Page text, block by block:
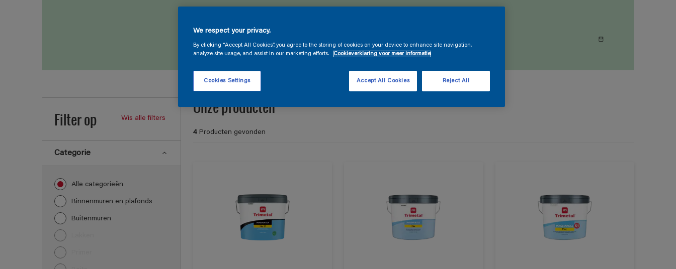
Filter op Wis alle filters
Categorie
Alle categorieën
Binnenmuren en plafonds
Buitenmuren
Onze producten
4 Producten gevonden
We respect your privacy.
By clicking “Accept All Cookies”, you agree to the storing of cookies on your device to enhance site navigation,
analyze site usage, and assist in our marketing efforts.
Cookieverklaring voor meer informatie
Cookies Settings Reject All
Accept All Cookies